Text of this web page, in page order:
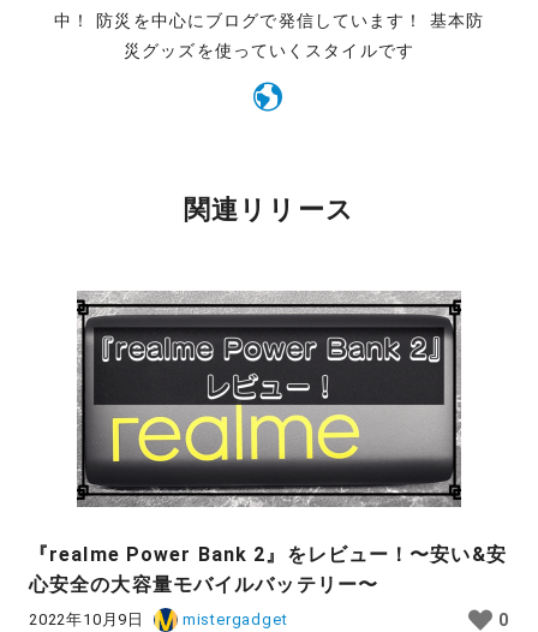
中！ 防災を中心にブログで発信しています！ 基本防
災グッズを使っていくスタイルです
関連リリース
『realme Power Bank 2』をレビュー！〜安い&安
心安全の大容量モバイルバッテリー〜
2022年10月9日 mistergadget 0